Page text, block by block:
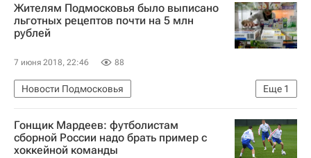
Жителям Подмосковья было выписано
льготных рецептов почти на 5 млн
рублей
7 июня 2018, 22:46 88
Еще 1
Новости Подмосковья
Московская область (Подмосковье)
Гонщик Мардеев: футболистам
сборной России надо брать пример с
хоккейной команды